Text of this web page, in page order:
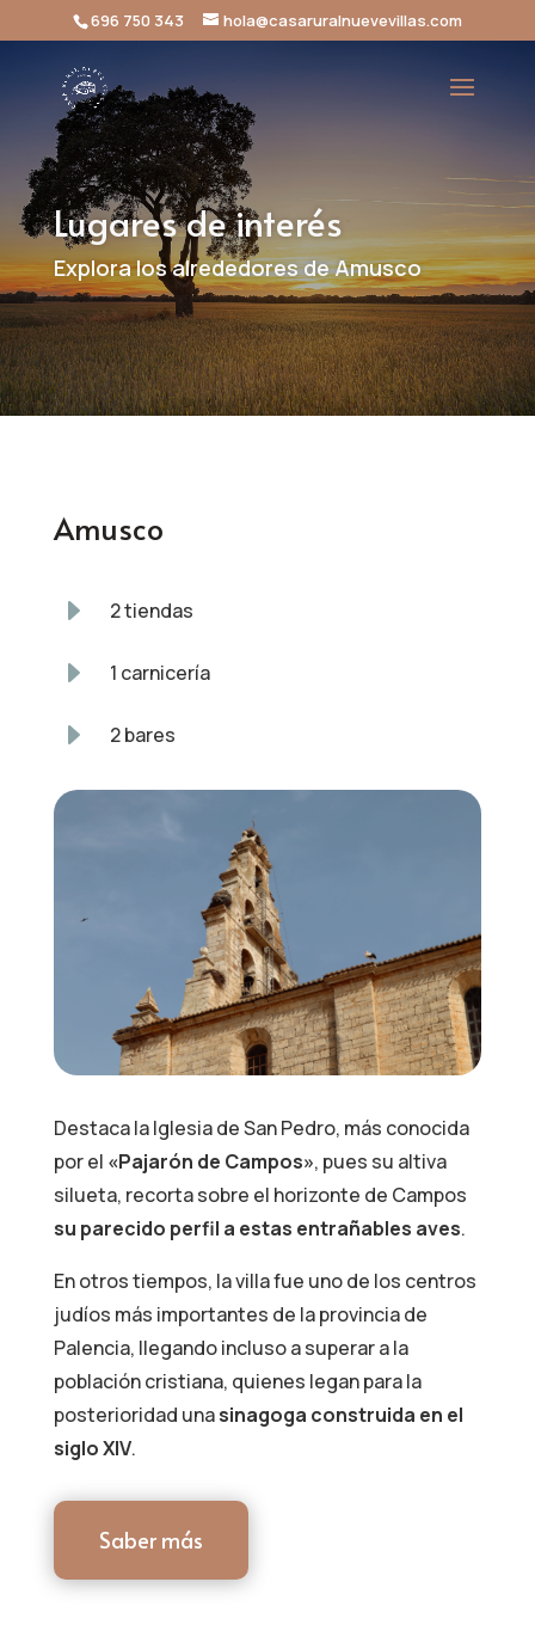
696 750 343 hola@casaruralnuevevillas.com
Lugares de interés
Explora los alrededores de Amusco
Amusco
E 2 tiendas
E 1 carnicería
E 2 bares
Destaca la Iglesia de San Pedro, más conocida
por el «Pajarón de Campos», pues su altiva
silueta, recorta sobre el horizonte de Campos
su parecido perfil a estas entrañables aves.
En otros tiempos, la villa fue uno de los centros
judíos más importantes de la provincia de
Palencia, llegando incluso a superar a la
población cristiana, quienes legan para la
posterioridad unasinagoga construida en el
siglo XIV.
Saber más